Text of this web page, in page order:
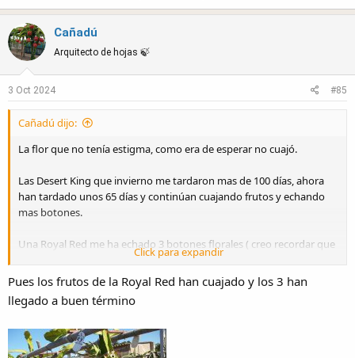
Cañadú
Arquitecto de hojas 🍃
3 Oct 2024 #85
Cañadú dijo:
La flor que no tenía estigma, como era de esperar no cuajó.
Las Desert King que invierno me tardaron mas de 100 días, ahora
han tardado unos 65 días y continúan cuajando frutos y echando
mas botones.
Una Royal Red me ha echado 3 botones florales ( creo recordar que
puse el esqueje a enraizar en diciembre del 22, lo que no es mucho
tiempo)
Así estaba el 28 de julio
View attachment 34131
Click para expandir
Pues los frutos de la Royal Red han cuajado y los 3 han
llegado a buen término